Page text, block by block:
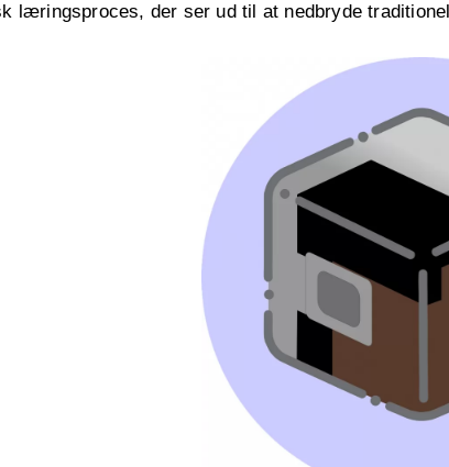
læringsproces, der ser ud til at nedbryde